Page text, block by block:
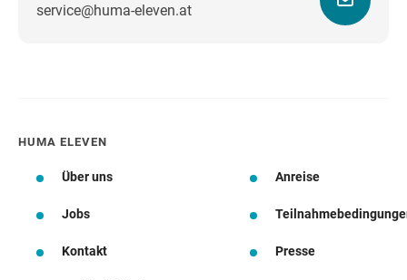
service@huma-eleven.atWegbeschreibung
HUMA ELEVEN
Über uns Anreise
Jobs
Kontakt Presse